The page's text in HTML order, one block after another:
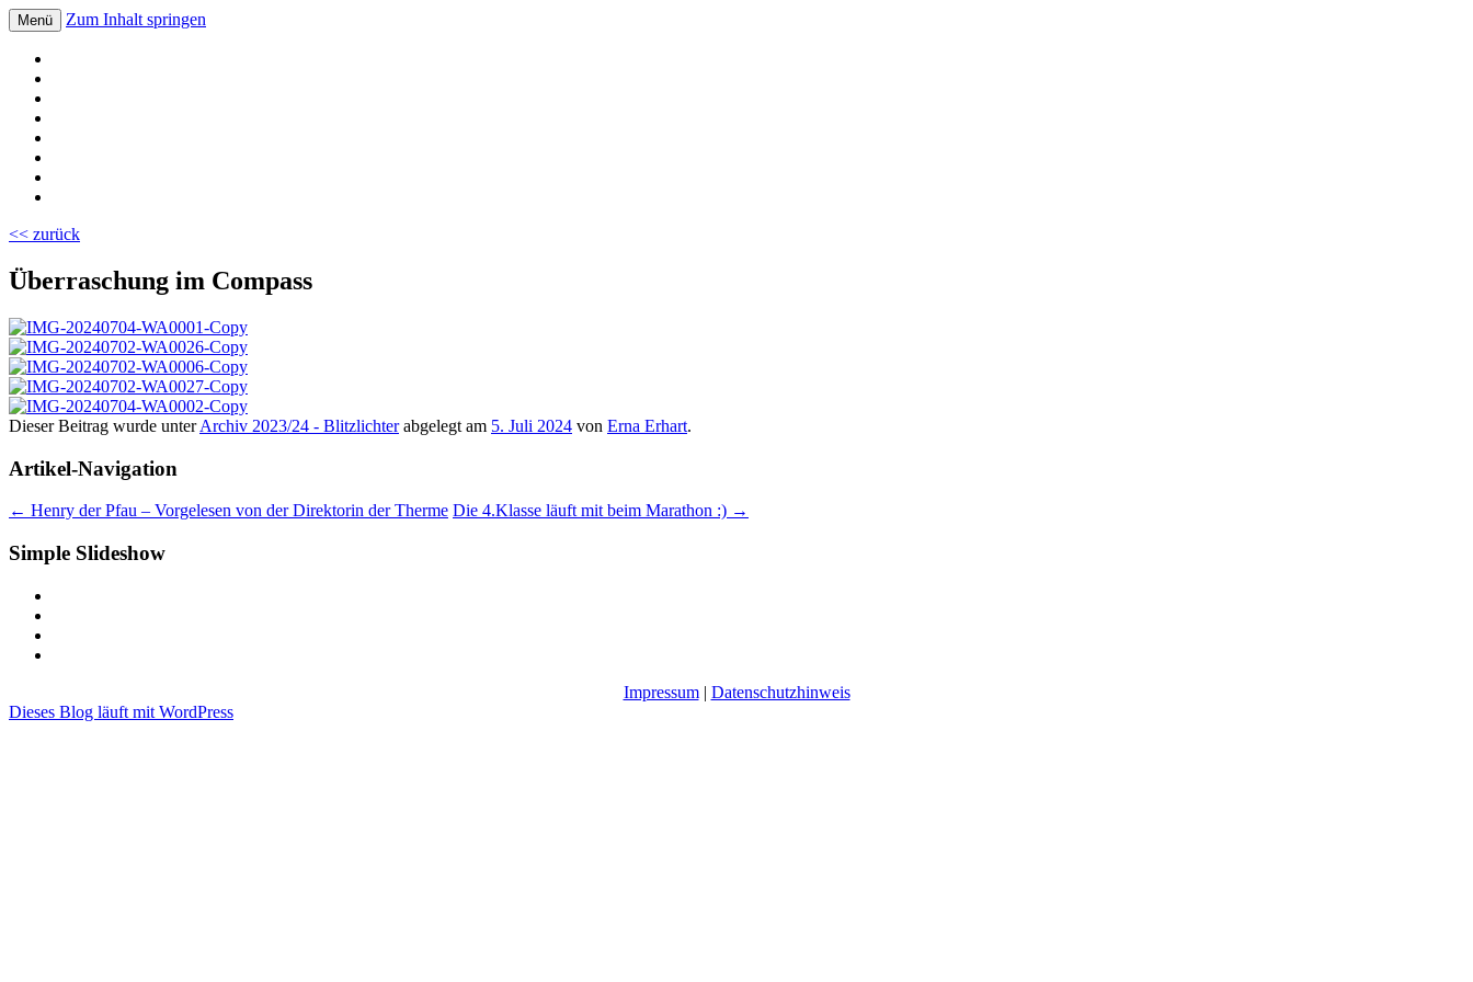
Volksschule Bad Blumau
Menü Zum Inhalt springen
<< zurück
Überraschung im Compass
Dieser Beitrag wurde unterArchiv 2023/24 - Blitzlichterabgelegt am 5. Juli 2024 von Erna Erhart.
Artikel-Navigation
← Henry der Pfau – Vorgelesen von der Direktorin der Therme Die 4.Klasse läuft mit beim Marathon :) →
Simple Slideshow
Impressum| Datenschutzhinweis
Dieses Blog läuft mit WordPress